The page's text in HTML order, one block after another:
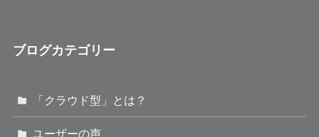
ブログカテゴリー
「クラウド型」とは？
ユーザーの声